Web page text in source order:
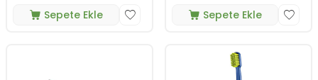
Sepete Ekle Sepete Ekle